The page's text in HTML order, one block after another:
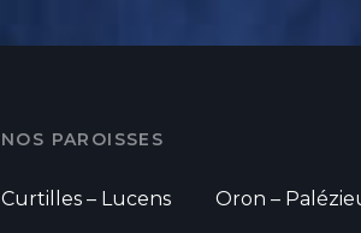
NOS PAROISSES
Curtilles – Lucens Oron –